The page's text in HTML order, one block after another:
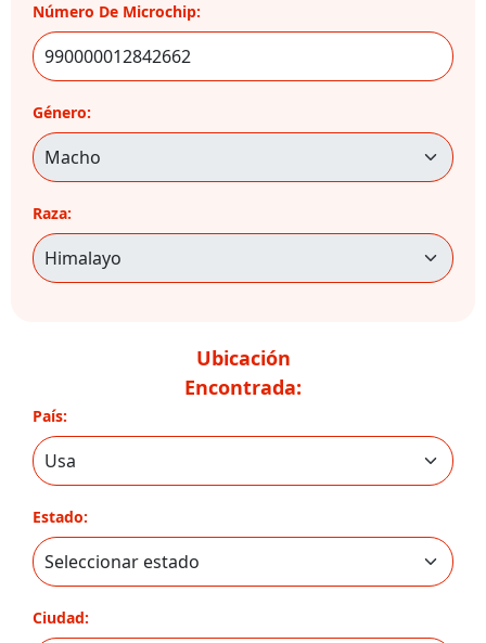
Número De Microchip:
Género:
Raza:
Ubicación
Encontrada:
País:
Estado:
Ciudad: